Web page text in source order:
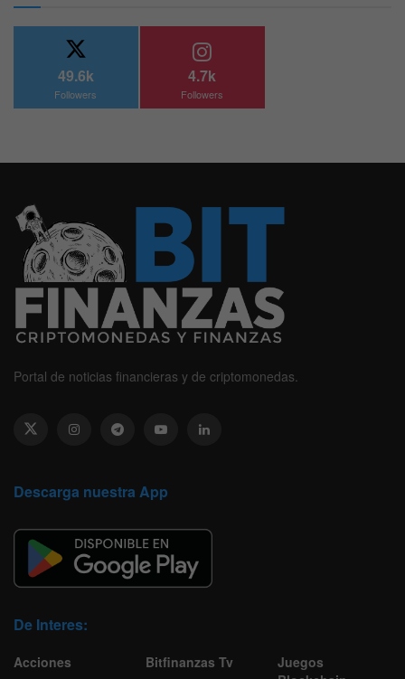
49.6k
Followers
4.7k
Followers
Portal de noticias financieras y de criptomonedas.
Descarga nuestra App
De Interes:
Acciones
Bitfinanzas Tv
Juegos